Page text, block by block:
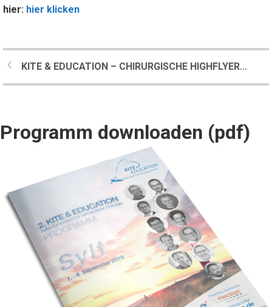
hier: hier klicken
KITE & EDUCATION – CHIRURGISCHE HIGHFLYER...
Programm downloaden (pdf)